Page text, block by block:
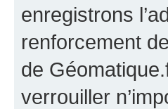
enregistrons
renforcement
de
verrouiller